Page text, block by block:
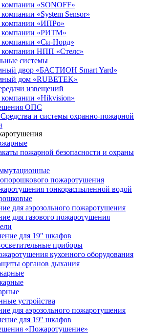
«SONOFF»
«System Sensor»
компании «ИПРо»
компании «РИТМ»
«Си-Норд»
компании НПП «Стелс»
системы
двор «БАСТИОН Smart Yard»
дом «RUBETEK»
извещений
«Hikvision»
ОПС
Средства и системы охранно-пожарной
пожарной безопасности и охраны
пожаротушения
тонкораспыленной водой
для аэрозольного пожаротушения
для газового пожаротушения
для 19" шкафов
приборы
кухонного оборудования
органов дыхания
устройства
для аэрозольного пожаротушения
для 19" шкафов
«Пожаротушение»